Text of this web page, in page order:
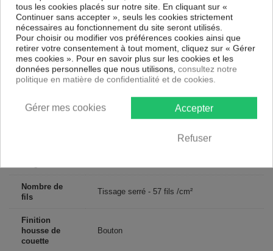
Certification Oeko-Tex®
Longueur 200
Matériaux Coton
d'entretien
Nombre de
fils
Tissage serré - 57 fils /cm²
Finition
housse de
couette
Bouton
tous les cookies placés sur notre site. En cliquant sur «
Continuer sans accepter », seuls les cookies strictement
nécessaires au fonctionnement du site seront utilisés.
Pour choisir ou modifier vos préférences cookies ainsi que
retirer votre consentement à tout moment, cliquez sur « Gérer
mes cookies ». Pour en savoir plus sur les cookies et les
données personnelles que nous utilisons, consultez notre
politique en matière de confidentialité et de cookies.
Accepter
Refuser
Gérer mes cookies